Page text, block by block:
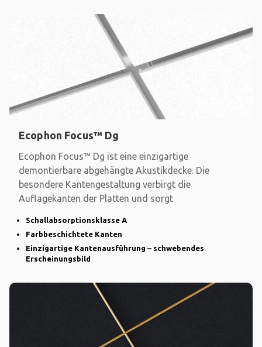
Ecophon Focus™ Dg
Ecophon Focus™ Dg ist eine einzigartige
demontierbare abgehängte Akustikdecke. Die
besondere Kantengestaltung verbirgt die
Auflagekanten der Platten und sorgt
Schallabsorptionsklasse A
Farbbeschichtete Kanten
Einzigartige Kantenausführung – schwebendes
Erscheinungsbild